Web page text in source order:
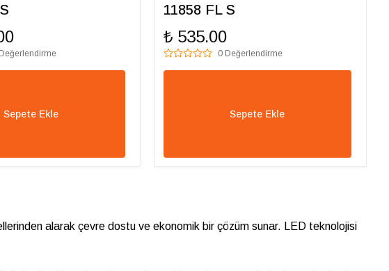
Sepete Ekle
11858 FL S
₺ 535.00
0 Değerlendirme
Sepete Ekle
alarak çevre dostu ve ekonomik bir çözüm sunar. LED teknolojisi